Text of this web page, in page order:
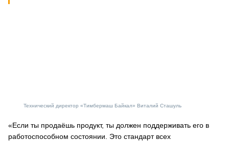
Технический директор «Тимбермаш Байкал» Виталий Сташуль
«Если ты продаёшь продукт, ты должен поддерживать его в
работоспособном состоянии. Это стандарт всех